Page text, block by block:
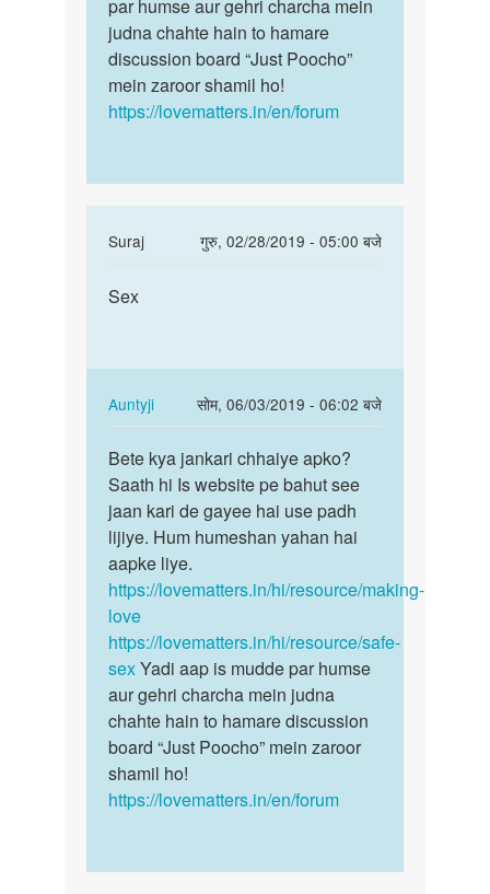
par humse aur gehri charcha mein
judna chahte hain to hamare
discussion board “Just Poocho”
mein zaroor shamil ho!
https://lovematters.in/en/forum
Suraj
गुरु, 02/28/2019 - 05:00 बजे
In
Karna
he
by
Pritam
yadav
Sex
Sex
Auntyji
सोम, 06/03/2019 - 06:02 बजे
In
reply
to
Sex
by
Suraj
Bete
kya
jankari
chhaiye…
Bete kya jankari chhaiye apko?
Saath hi Is website pe bahut see
jaan kari de gayee hai use padh
lijiye. Hum humeshan yahan hai
aapke liye.
https://lovematters.in/hi/resource/making-
love
https://lovematters.in/hi/resource/safe-
sexYadi aap is mudde par humse
aur gehri charcha mein judna
chahte hain to hamare discussion
board “Just Poocho” mein zaroor
shamil ho!
https://lovematters.in/en/forum